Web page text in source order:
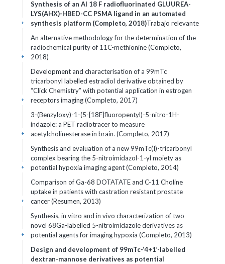
Synthesis of an Al 18 F radiofluorinated GLUUREA-
LYS(AHX)-HBED-CC PSMA ligand in an automated
synthesis platform (Completo, 2018)Trabajo relevante
+
An alternative methodology for the determination of the
radiochemical purity of 11C-methionine (Completo,
2018)
+
Development and characterisation of a 99mTc
tricarbonyl labelled estradiol derivative obtained by
“Click Chemistry” with potential application in estrogen
receptors imaging (Completo, 2017)
+
3-(Benzyloxy)-1-(5-[18F]fluoropentyl)-5-nitro-1H-
indazole: a PET radiotracer to measure
acetylcholinesterase in brain. (Completo, 2017)
+
Synthesis and evaluation of a new 99mTc(I)-tricarbonyl
complex bearing the 5-nitroimidazol-1-yl moiety as
potential hypoxia imaging agent (Completo, 2014)
+
Comparison of Ga-68 DOTATATE and C-11 Choline
uptake in patients with castration resistant prostate
cancer (Resumen, 2013)
+
Synthesis, in vitro and in vivo characterization of two
novel 68Ga-labelled 5-nitroimidazole derivatives as
potential agents for imaging hypoxia (Completo, 2013)
+
Design and development of 99mTc-‘4+1’-labelled
dextran-mannose derivatives as potential